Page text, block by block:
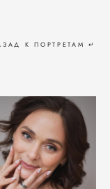
К ПОРТРЕТАМ ↵